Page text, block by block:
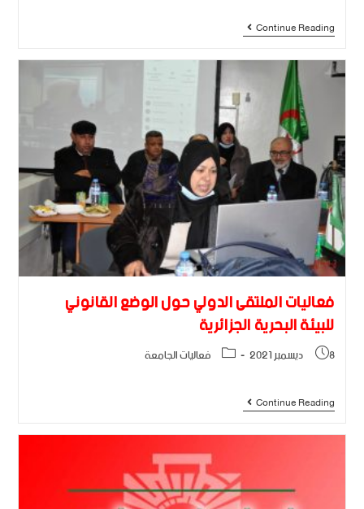
Continue Reading
فعاليات الملتقى الدولي حول الوضع القانوني
للبيئة البحرية الجزائرية
8 ديسمبر 2021 فعاليات الجامعة
Continue Reading